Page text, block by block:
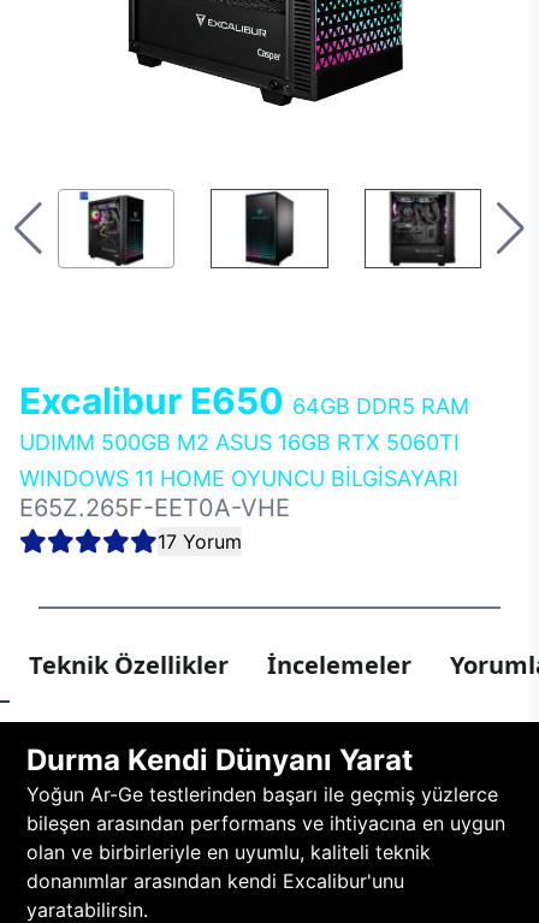
Excalibur E650 64GB DDR5 RAM
UDIMM 500GB M2 ASUS 16GB RTX 5060TI
WINDOWS 11 HOME OYUNCU BİLGİSAYARI
E65Z.265F-EET0A-VHE
17 Yorum
Teknik Özellikler İncelemeler
Durma Kendi Dünyanı Yarat
Yoğun Ar-Ge testlerinden başarı ile geçmiş yüzlerce
bileşen arasından performans ve ihtiyacına en uygun
olan ve birbirleriyle en uyumlu, kaliteli teknik
donanımlar arasından kendi Excalibur'unu
yaratabilirsin.